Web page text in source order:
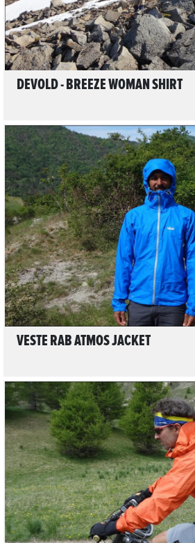
DEVOLD - BREEZE WOMAN SHIRT
LIRE L'ARTICLE
VESTE RAB ATMOS JACKET
LIRE L'ARTICLE